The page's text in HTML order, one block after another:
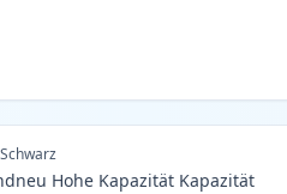
Schwarz
Hohe Kapazität Kapazität